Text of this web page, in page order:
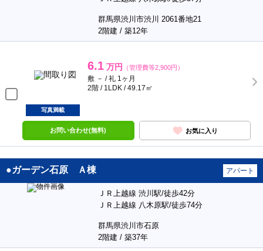
群馬県渋川市渋川 2061番地21
2階建 / 築12年
6.1 万円 （管理費等2,900円）
敷 － / 礼 1ヶ月
2階 / 1LDK / 49.17㎡
写真満載
お問い合わせ(無料) お気に入り
●ガーデン石原 Ａ棟 アパート
ＪＲ上越線 渋川駅/徒歩42分
ＪＲ上越線 八木原駅/徒歩74分
群馬県渋川市石原
2階建 / 築37年